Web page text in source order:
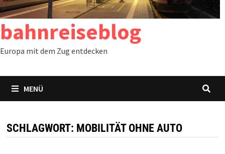
bahnreiseblog
Europa mit dem Zug entdecken
MENÜ
SCHLAGWORT: MOBILITÄT OHNE AUTO